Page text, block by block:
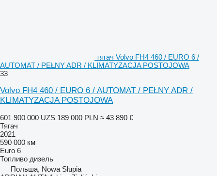
тягач Volvo FH4 460 / EURO 6 /
AUTOMAT / PEŁNY ADR / KLIMATYZACJA POSTOJOWA
33
Volvo FH4 460 / EURO 6 / AUTOMAT / PEŁNY ADR /
KLIMATYZACJA POSTOJOWA
601 900 000 UZS 189 000 PLN ≈ 43 890 €
Тягач
2021
590 000 км
Euro 6
Топливо дизель
Польша, Nowa Słupia